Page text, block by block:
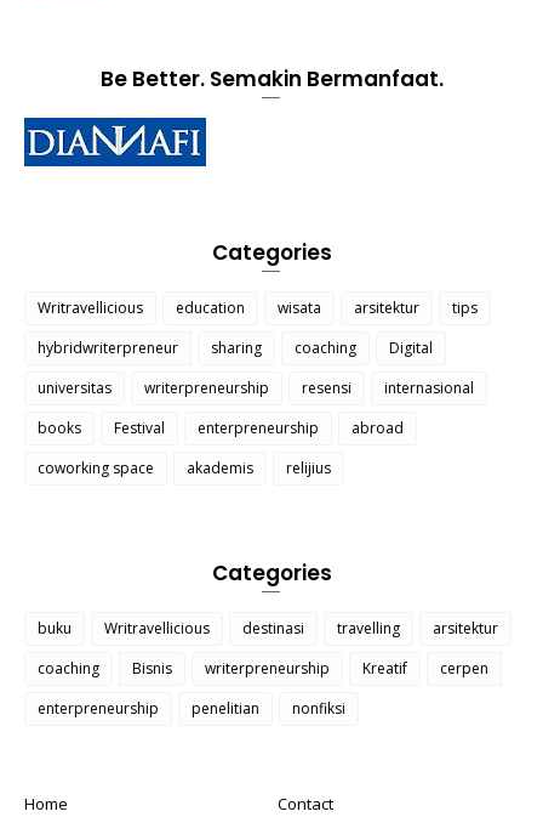
Be Better. Semakin Bermanfaat.
Categories
Writravellicious education wisata arsitektur
tips
hybridwriterpreneur
sharing coaching
Digital
universitas
writerpreneurship resensi
internasional
books
Festival enterpreneurship
abroad
coworking space
akademis relijius
Categories
buku Writravellicious destinasi travelling
arsitektur
coaching
Bisnis writerpreneurship Kreatif
cerpen
enterpreneurship
penelitian nonfiksi
Home
Contact